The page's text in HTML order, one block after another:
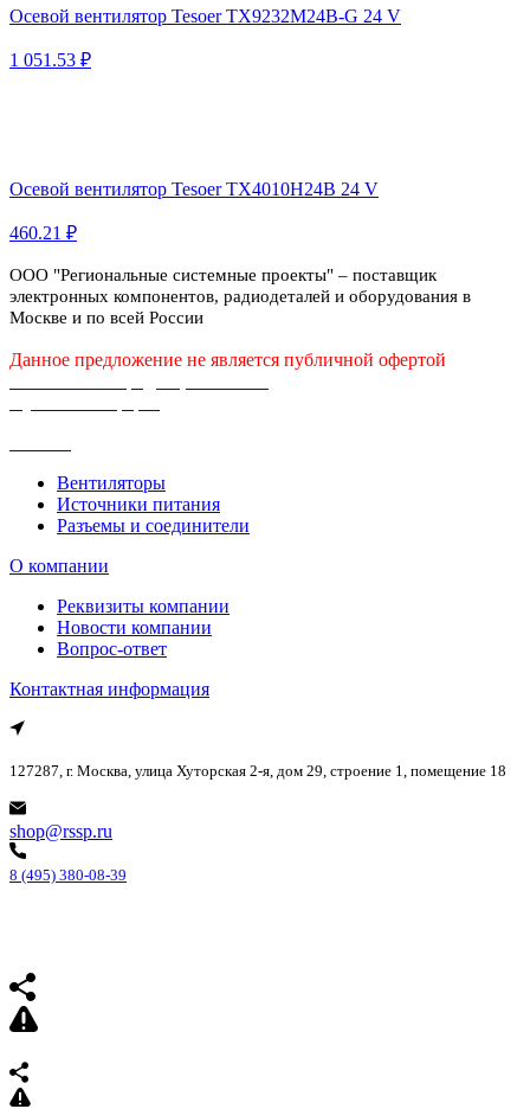
Осевой вентилятор Tesoer TX9232M24B-G 24 V
1 051.53 ₽
Осевой вентилятор Tesoer TX4010H24B 24 V
460.21 ₽
ООО "Региональные системные проекты" – поставщик
электронных компонентов, радиодеталей и оборудования в
Москве и по всей России
Данное предложение не является публичной офертой
Вентиляторы
Источники питания
Разъемы и соединители
О компании
Реквизиты компании
Новости компании
Вопрос-ответ
Контактная информация
127287, г. Москва, улица Хуторская 2-я, дом 29, строение 1, помещение 18
shop@rssp.ru
8 (495) 380-08-39